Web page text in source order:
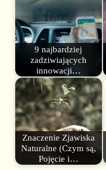
9 najbardziej
zadziwiających
innowacji…
Znaczenie Zjawiska
Naturalne (Czym są,
Pojęcie i…